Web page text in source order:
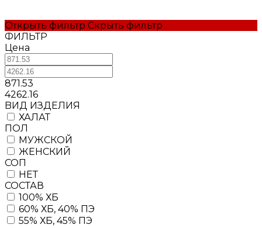
Открыть фильтр Скрыть фильтр
ФИЛЬТР
Цена
871.53
4262.16
BИД ИЗДЕЛИЯ
ХАЛАТ
ПОЛ
МУЖСКОЙ
ЖЕНСКИЙ
СОП
НЕТ
СОСТАВ
100% ХБ
60% ХБ, 40% ПЭ
55% ХБ, 45% ПЭ